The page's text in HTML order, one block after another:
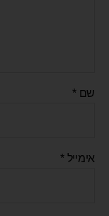
שם*
אימייל*